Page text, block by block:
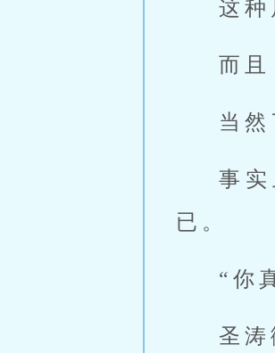
这种
而且
当
事
已。
“你
圣